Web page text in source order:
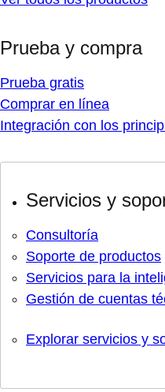
Prueba y compra
Prueba gratis
Comprar en línea
Integración con los
Servicios y
Consultoría
Soporte de productos
Servicios para la
Gestión de cuentas
Explorar servicios y